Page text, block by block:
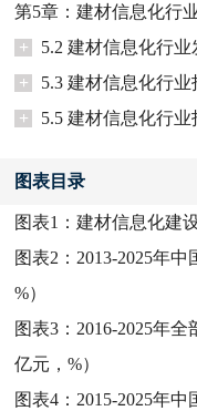
第5章：建材信息化行
+
5.2 建材信息化行业
+
5.3 建材信息化行
+
5.5 建材信息化行
图表目录
图表1：建材信息化建
图表2： 2013-2025年
%）
图表3： 2016-2025年
亿元，%）
图表4： 2015-2025年